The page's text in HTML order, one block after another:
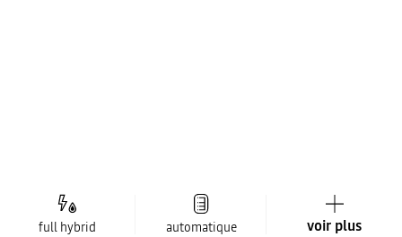
full hybrid automatique voir plus